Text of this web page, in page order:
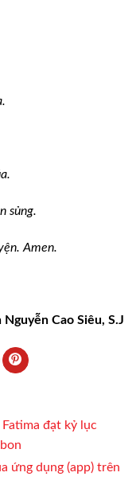
sủng.
Amen.
Nguyễn Cao Siêu, S.J
đạt kỷ lục
ứng dụng (app) trên